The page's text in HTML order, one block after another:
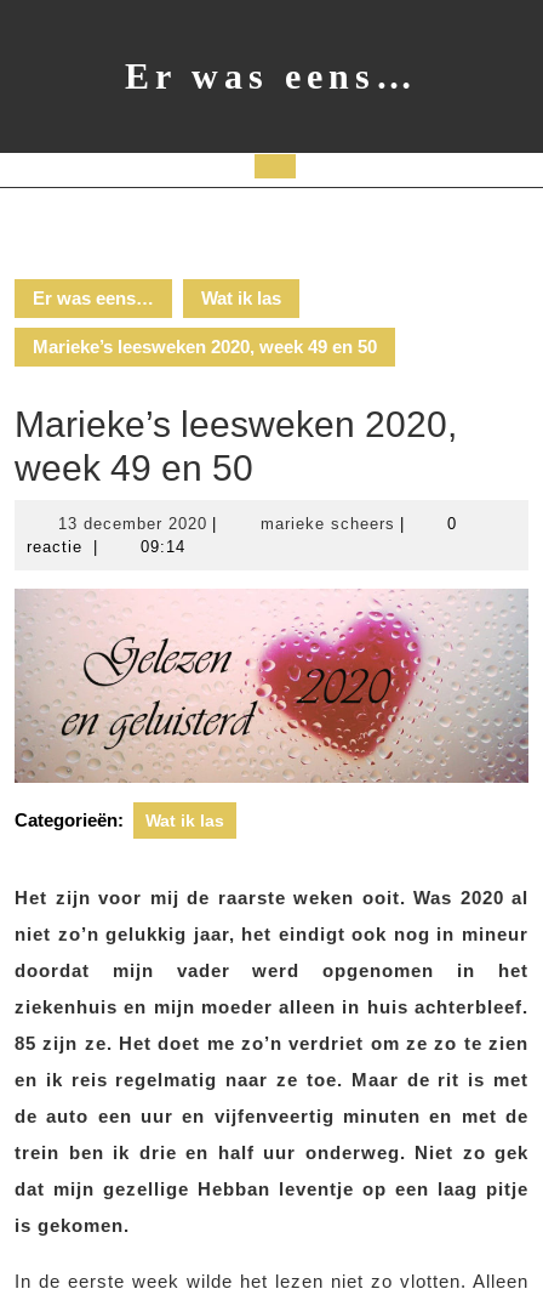
Er was eens…
Er was eens… Wat ik las
Marieke’s leesweken 2020, week 49 en 50
Marieke’s leesweken 2020,
week 49 en 50
13 december 2020 13
marieke scheers marieke
0
reactie
09:14
Categorieën: Wat ik las
Het zijn voor mij de raarste weken ooit. Was 2020 al
niet zo’n gelukkig jaar, het eindigt ook nog in mineur
doordat mijn vader werd opgenomen in het
ziekenhuis en mijn moeder alleen in huis achterbleef.
85 zijn ze. Het doet me zo’n verdriet om ze zo te zien
en ik reis regelmatig naar ze toe. Maar de rit is met
de auto een uur en vijfenveertig minuten en met de
trein ben ik drie en half uur onderweg. Niet zo gek
dat mijn gezellige Hebban leventje op een laag pitje
is gekomen.
In de eerste week wilde het lezen niet zo vlotten. Alleen